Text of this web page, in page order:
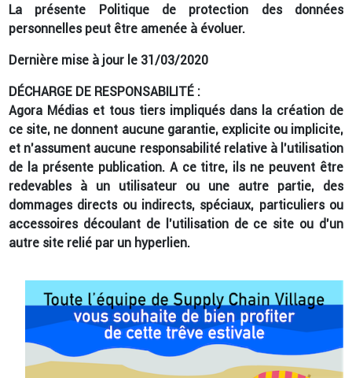
La présente Politique de protection des données
personnelles peut être amenée à évoluer.
Dernière mise à jour le 31/03/2020
DÉCHARGE DE RESPONSABILITÉ :
Agora Médias et tous tiers impliqués dans la création de
ce site, ne donnent aucune garantie, explicite ou implicite,
et n’assument aucune responsabilité relative à l’utilisation
de la présente publication. A ce titre, ils ne peuvent être
redevables à un utilisateur ou une autre partie, des
dommages directs ou indirects, spéciaux, particuliers ou
accessoires découlant de l’utilisation de ce site ou d’un
autre site relié par un hyperlien.